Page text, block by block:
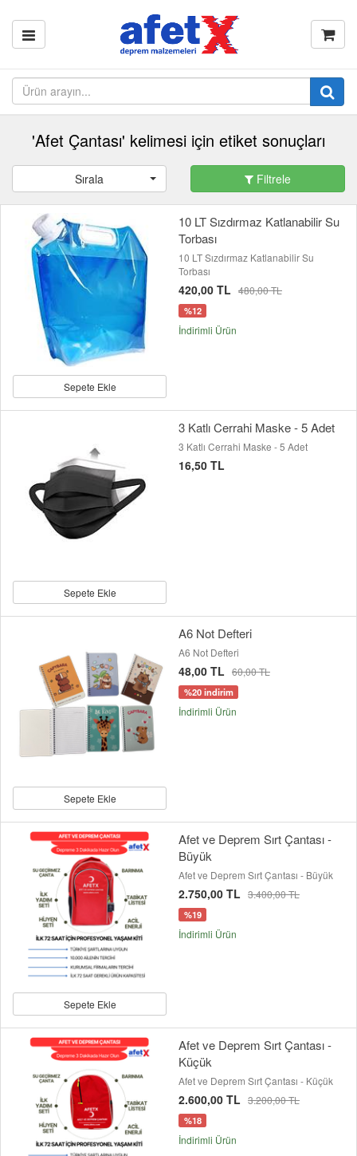
'Afet Çantası' kelimesi için etiket sonuçları
Sırala Filtrele
Sepete Ekle
10 LT Sızdırmaz Katlanabilir Su
Torbası
10 LT Sızdırmaz Katlanabilir Su
Torbası
420,00 TL 480,00 TL
%12
İndirimli Ürün
Sepete Ekle
3 Katlı Cerrahi Maske - 5 Adet
3 Katlı Cerrahi Maske - 5 Adet
16,50 TL
Sepete Ekle
A6 Not Defteri
A6 Not Defteri
48,00 TL 60,00 TL
%20 indirim
İndirimli Ürün
Sepete Ekle
Afet ve Deprem Sırt Çantası -
Büyük
Afet ve Deprem Sırt Çantası - Büyük
2.750,00 TL 3.400,00 TL
%19
İndirimli Ürün
Afet ve Deprem Sırt Çantası -
Küçük
Afet ve Deprem Sırt Çantası - Küçük
2.600,00 TL 3.200,00 TL
%18
İndirimli Ürün